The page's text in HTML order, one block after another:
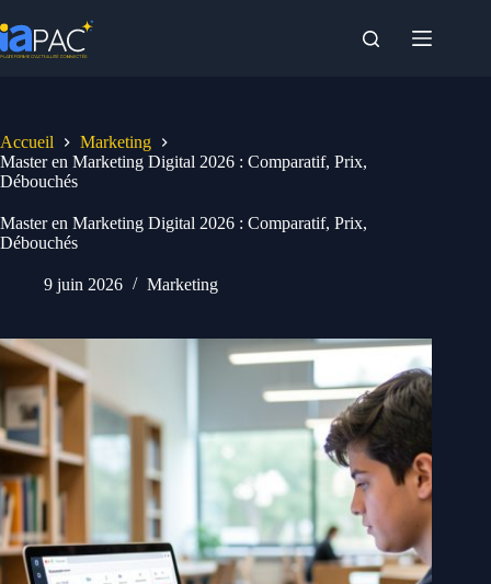
au
contenu
Accueil
Marketing
Master en Marketing Digital 2026 : Comparatif, Prix,
Débouchés
Master en Marketing Digital 2026 : Comparatif, Prix,
Débouchés
9 juin 2026 Marketing